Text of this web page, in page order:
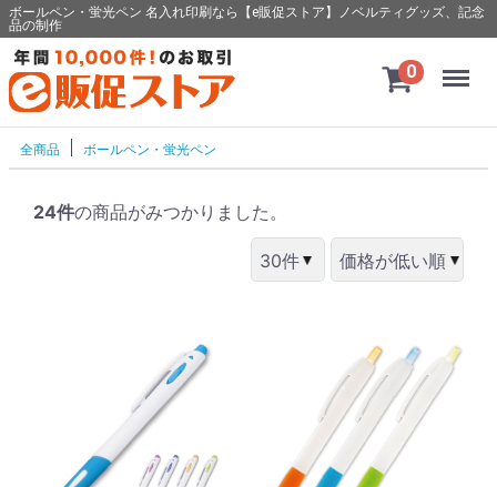
ボールペン・蛍光ペン 名入れ印刷なら【e販促ストア】ノベルティグッズ、記念
品の制作
0
全商品 ボールペン・蛍光ペン
24件の商品がみつかりました。